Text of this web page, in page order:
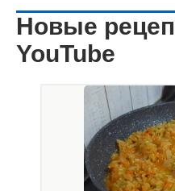
Новые
YouTube